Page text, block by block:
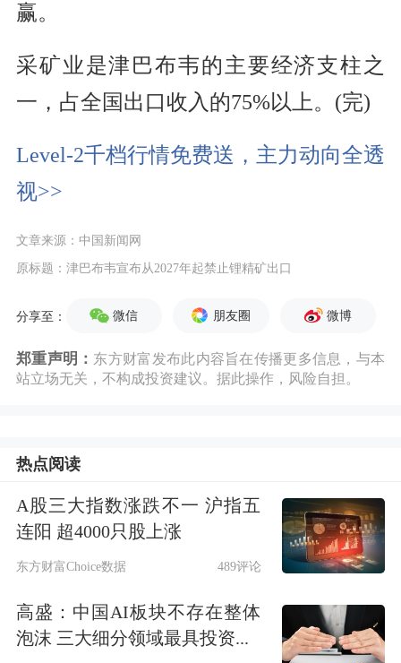
赢。
采矿业是津巴布韦的主要经济支柱之
一，占全国出口收入的75%以上。(完)
Level-2千档行情免费送，主力动向全透
视>>
文章来源：中国新闻网
原标题：津巴布韦宣布从2027年起禁止锂精矿出口
分享至： 微信 朋友圈 微博
郑重声明： 东方财富发布此内容旨在传播更多信息，与本
站立场无关，不构成投资建议。据此操作，风险自担。
热点阅读
A股三大指数涨跌不一 沪指五
连阳 超4000只股上涨
东方财富Choice数据 489评论
高盛：中国AI板块不存在整体
泡沫 三大细分领域最具投资...